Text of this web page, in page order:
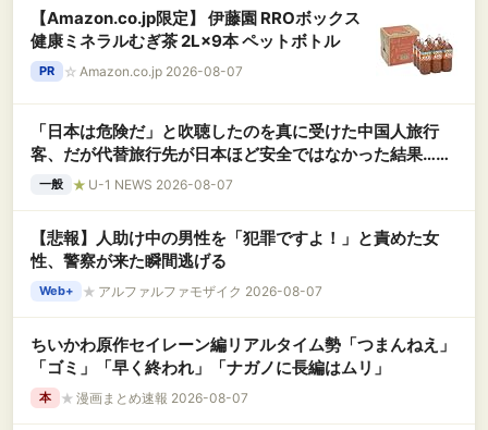
【Amazon.co.jp限定】 伊藤園 RROボックス
健康ミネラルむぎ茶 2L×9本 ペットボトル
PR ☆ Amazon.co.jp 2026-08-07
「日本は危険だ」と吹聴したのを真に受けた中国人旅行
客、だが代替旅行先が日本ほど安全ではなかった結果……
一般 ★ U-1 NEWS 2026-08-07
【悲報】人助け中の男性を「犯罪ですよ！」と責めた女
性、警察が来た瞬間逃げる
Web+ ★ アルファルファモザイク 2026-08-07
ちいかわ原作セイレーン編リアルタイム勢「つまんねえ」
「ゴミ」「早く終われ」「ナガノに長編はムリ」
本 ★ 漫画まとめ速報 2026-08-07